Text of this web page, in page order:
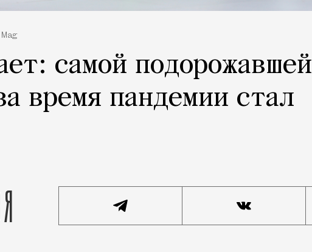
самой подорожавшей
время пандемии стал